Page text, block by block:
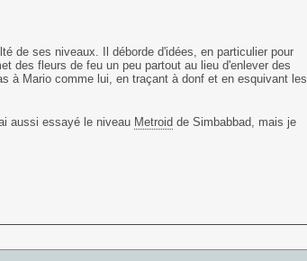
de ses niveaux. Il déborde d'idées, en particulier pour
des fleurs de feu un peu partout au lieu d'enlever des
à Mario comme lui, en traçant à donf et en esquivant les
aussi essayé le niveau Metroid de Simbabbad, mais je